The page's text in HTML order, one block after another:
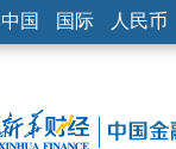
中国 国际 人民币